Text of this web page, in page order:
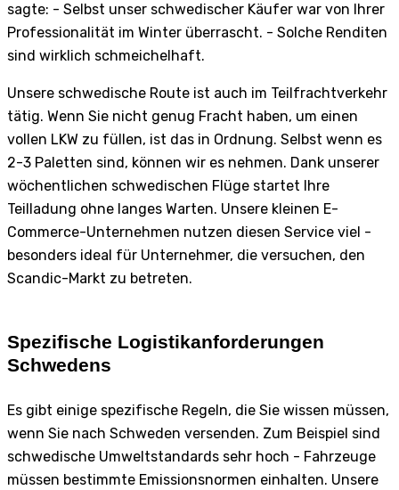
sagte: - Selbst unser schwedischer Käufer war von Ihrer
Professionalität im Winter überrascht. - Solche Renditen
sind wirklich schmeichelhaft.
Unsere schwedische Route ist auch im Teilfrachtverkehr
tätig. Wenn Sie nicht genug Fracht haben, um einen
vollen LKW zu füllen, ist das in Ordnung. Selbst wenn es
2-3 Paletten sind, können wir es nehmen. Dank unserer
wöchentlichen schwedischen Flüge startet Ihre
Teilladung ohne langes Warten. Unsere kleinen E-
Commerce-Unternehmen nutzen diesen Service viel -
besonders ideal für Unternehmer, die versuchen, den
Scandic-Markt zu betreten.
Spezifische Logistikanforderungen
Schwedens
Es gibt einige spezifische Regeln, die Sie wissen müssen,
wenn Sie nach Schweden versenden. Zum Beispiel sind
schwedische Umweltstandards sehr hoch - Fahrzeuge
müssen bestimmte Emissionsnormen einhalten. Unsere